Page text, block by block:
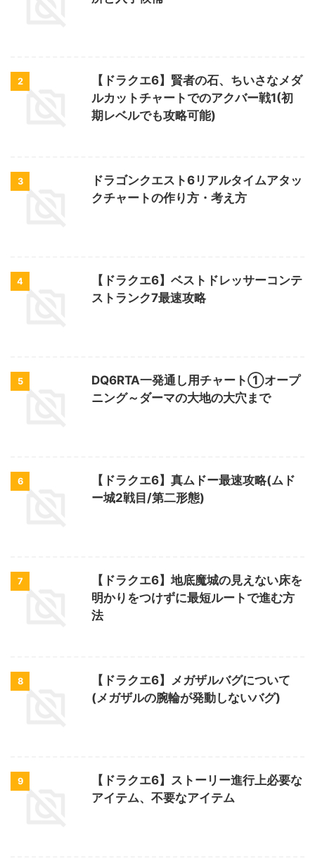
2
【ドラクエ6】賢者の石、ちいさなメダ
ルカットチャートでのアクバー戦1(初
期レベルでも攻略可能)
3
ドラゴンクエスト6リアルタイムアタッ
クチャートの作り方・考え方
4
【ドラクエ6】ベストドレッサーコンテ
ストランク7最速攻略
5
DQ6RTA一発通し用チャート①オープ
ニング～ダーマの大地の大穴まで
6
【ドラクエ6】真ムドー最速攻略(ムド
ー城2戦目/第二形態)
7
【ドラクエ6】地底魔城の見えない床を
明かりをつけずに最短ルートで進む方
法
8
【ドラクエ6】メガザルバグについて
(メガザルの腕輪が発動しないバグ)
9
【ドラクエ6】ストーリー進行上必要な
アイテム、不要なアイテム